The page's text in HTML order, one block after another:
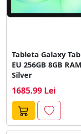
Tableta Galaxy
EU 256GB 8GB
Silver
1685.99 Lei